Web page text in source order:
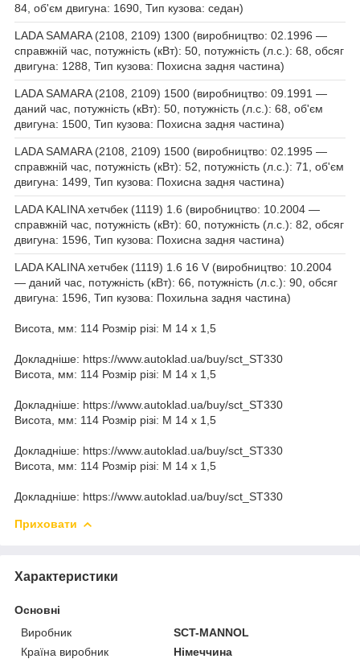
84, об'єм двигуна: 1690, Тип кузова: седан)
LADA SAMARA (2108, 2109) 1300 (виробництво: 02.1996 —
справжній час, потужність (кВт): 50, потужність (л.с.): 68, обсяг
двигуна: 1288, Тип кузова: Похисна задня частина)
LADA SAMARA (2108, 2109) 1500 (виробництво: 09.1991 —
даний час, потужність (кВт): 50, потужність (л.с.): 68, об'єм
двигуна: 1500, Тип кузова: Похисна задня частина)
LADA SAMARA (2108, 2109) 1500 (виробництво: 02.1995 —
справжній час, потужність (кВт): 52, потужність (л.с.): 71, об'єм
двигуна: 1499, Тип кузова: Похисна задня частина)
LADA KALINA хетчбек (1119) 1.6 (виробництво: 10.2004 —
справжній час, потужність (кВт): 60, потужність (л.с.): 82, обсяг
двигуна: 1596, Тип кузова: Похисна задня частина)
LADA KALINA хетчбек (1119) 1.6 16 V (виробництво: 10.2004
— даний час, потужність (кВт): 66, потужність (л.с.): 90, обсяг
двигуна: 1596, Тип кузова: Похильна задня частина)
Висота, мм: 114 Розмір різі: M 14 x 1,5
Докладніше: https://www.autoklad.ua/buy/sct_ST330
Висота, мм: 114 Розмір різі: M 14 x 1,5
Докладніше: https://www.autoklad.ua/buy/sct_ST330
Висота, мм: 114 Розмір різі: M 14 x 1,5
Докладніше: https://www.autoklad.ua/buy/sct_ST330
Висота, мм: 114 Розмір різі: M 14 x 1,5
Докладніше: https://www.autoklad.ua/buy/sct_ST330
Приховати
Характеристики
Основні
Виробник
SCT-MANNOL
Країна виробник
Німеччина